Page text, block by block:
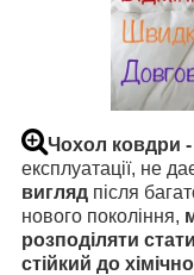
Чохол ковдри
експлуатації, не
вигляд після
нового покоління,
розподіляти
стійкий до